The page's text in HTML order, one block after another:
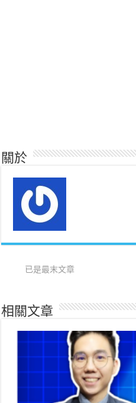
關於
已是最末文章
相關文章